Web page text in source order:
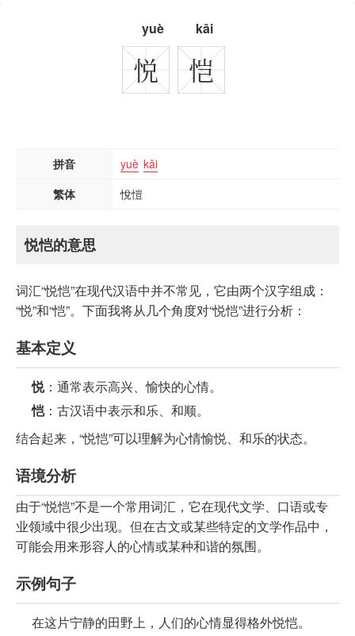
yuè kǎi
悦 恺
拼音 yuè kǎi
繁体
悅愷
悦恺的意思
词汇“悦恺”在现代汉语中并不常见，它由两个汉字组成：
“悦”和“恺”。下面我将从几个角度对“悦恺”进行分析：
基本定义
悦：通常表示高兴、愉快的心情。
恺：古汉语中表示和乐、和顺。
结合起来，“悦恺”可以理解为心情愉悦、和乐的状态。
语境分析
由于“悦恺”不是一个常用词汇，它在现代文学、口语或专
业领域中很少出现。但在古文或某些特定的文学作品中，
可能会用来形容人的心情或某种和谐的氛围。
示例句子
在这片宁静的田野上，人们的心情显得格外悦恺。